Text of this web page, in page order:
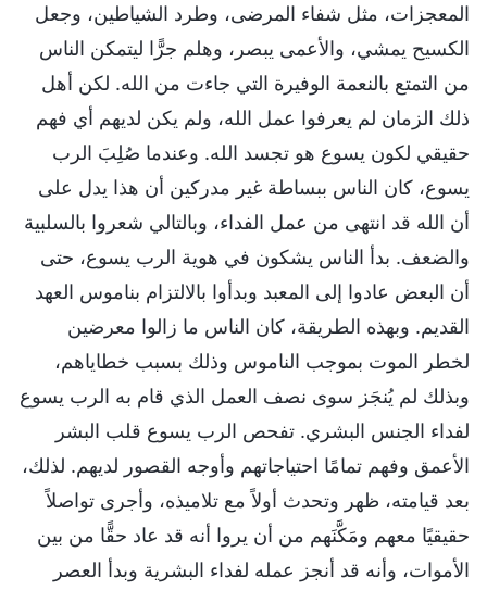
المعجزات، مثل شفاء المرضى، وطرد الشياطين، وجعل
الكسيح يمشي، والأعمى يبصر، وهلم جرًّا ليتمكن الناس
من التمتع بالنعمة الوفيرة التي جاءت من الله. لكن أهل
ذلك الزمان لم يعرفوا عمل الله، ولم يكن لديهم أي فهم
حقيقي لكون يسوع هو تجسد الله. وعندما صُلِبَ الرب
يسوع، كان الناس ببساطة غير مدركين أن هذا يدل على
أن الله قد انتهى من عمل الفداء، وبالتالي شعروا بالسلبية
والضعف. بدأ الناس يشكون في هوية الرب يسوع، حتى
أن البعض عادوا إلى المعبد وبدأوا بالالتزام بناموس العهد
القديم. وبهذه الطريقة، كان الناس ما زالوا معرضين
لخطر الموت بموجب الناموس وذلك بسبب خطاياهم،
وبذلك لم يُنجَز سوى نصف العمل الذي قام به الرب يسوع
لفداء الجنس البشري. تفحص الرب يسوع قلب البشر
الأعمق وفهم تمامًا احتياجاتهم وأوجه القصور لديهم. لذلك،
بعد قيامته، ظهر وتحدث أولاً مع تلاميذه، وأجرى تواصلاً
حقيقيًا معهم ومَكَّنَهم من أن يروا أنه قد عاد حقًّا من بين
الأموات، وأنه قد أنجز عمله لفداء البشرية وبدأ العصر